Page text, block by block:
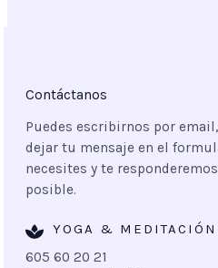
Contáctanos
Puedes escribirnos por
dejar tu mensaje en el
necesites y te
posible.
YOGA & MEDITACIÓN
605 60 20 21